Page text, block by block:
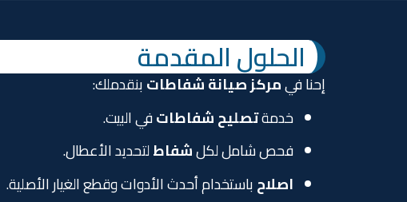
الحلول المقدمة
إحنا فيمركز صيانة شفاطاتبنقدملك:
خدمةتصليح شفاطاتفي البيت.
فحص شامل لكلشفاطلتحديد الأعطال.
اصلاحباستخدام أحدث الأدوات وقطع الغيار الأصلية.